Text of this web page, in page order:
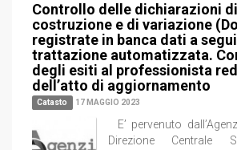
Controllo delle dichiarazioni
costruzione e di variazione
registrate in banca dati a
trattazione automatizzata.
degli esiti al professionista
dell’atto di aggiornamento
Catasto 17 MAGGIO 2023
E’ pervenuto
Direzione Centrale